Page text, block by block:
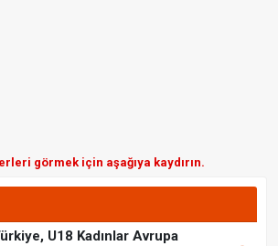
görmek için aşağıya kaydırın.
U18 Kadınlar Avrupa